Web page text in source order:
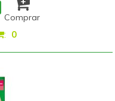
Comprar
: 0